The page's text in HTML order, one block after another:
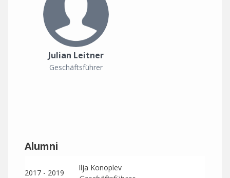
Julian Leitner
Geschäftsführer
Alumni
2017 - 2019
Ilja Konoplev